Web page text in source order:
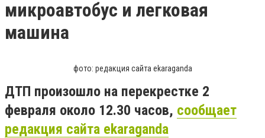
микроавтобус и легковая
машина
фото: редакция сайта ekaraganda
ДТП произошло на перекрестке 2
февраля около 12.30 часов, сообщает
редакция сайта ekaraganda